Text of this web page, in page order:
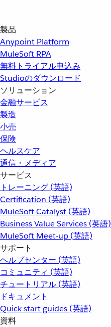
製品
Anypoint Platform
MuleSoft RPA
無料トライアル申込み
Studioのダウンロード
ソリューション
金融サービス
製造
小売
保険
ヘルスケア
通信・メディア
サービス
トレーニング (英語)
Certification (英語)
MuleSoft Catalyst (英語)
Business Value Services (英語)
MuleSoft Meet-up (英語)
サポート
ヘルプセンター (英語)
コミュニティ (英語)
チュートリアル (英語)
ドキュメント
Quick start guides (英語)
資料